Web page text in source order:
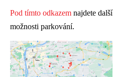
Pod tímto odkazem najdete další
možnosti parkování.